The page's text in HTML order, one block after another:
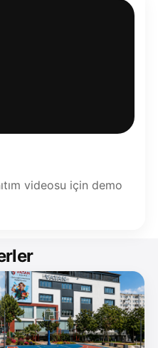
videosu için demo